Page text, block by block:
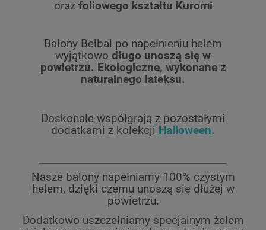
orazfoliowego kształtu Kuromi
Balony Belbal po napełnieniu helem
wyjątkowo długo unoszą się w
powietrzu. Ekologiczne, wykonane z
naturalnego lateksu.
Doskonale współgrają z pozostałymi
dodatkami z kolekcji Halloween.
Nasze balony napełniamy 100% czystym
helem, dzięki czemu unoszą się dłużej w
powietrzu.
Dodatkowo uszczelniamy specjalnym żelem